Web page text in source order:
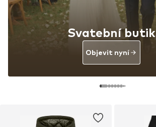
Svatební butik
Objevit nyní